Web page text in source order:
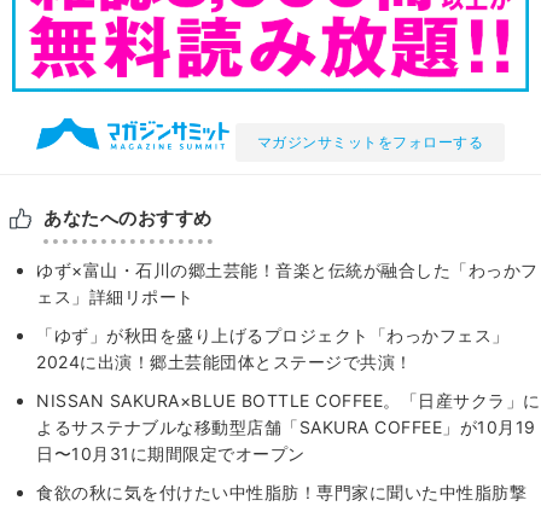
マガジンサミットをフォローする
あなたへのおすすめ
ゆず×富山・石川の郷土芸能！音楽と伝統が融合した「わっかフ
ェス」詳細リポート
「ゆず」が秋田を盛り上げるプロジェクト「わっかフェス」
2024に出演！郷土芸能団体とステージで共演！
NISSAN SAKURA×BLUE BOTTLE COFFEE。「日産サクラ」に
よるサステナブルな移動型店舗「SAKURA COFFEE」が10月19
日〜10月31に期間限定でオープン
食欲の秋に気を付けたい中性脂肪！専門家に聞いた中性脂肪撃